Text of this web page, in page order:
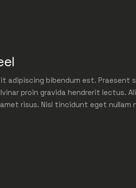
adipiscing bibendum est. Praesent
proin gravida hendrerit lectus.
risus. Nisl tincidunt eget nullam